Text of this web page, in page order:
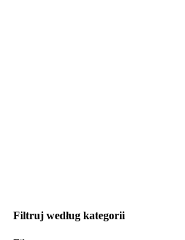
Filtruj według kategorii